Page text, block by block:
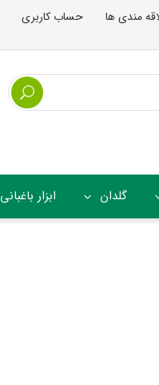
مندی ها حساب کاربری
گلدان ابزار باغبانی